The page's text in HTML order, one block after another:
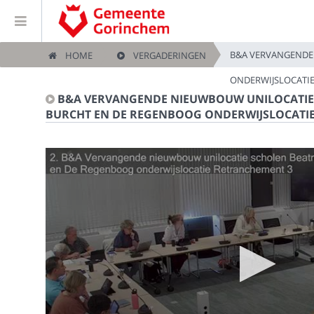
Home
Vergaderingen
Live vergaderingen
HOME VERGADERINGEN
B&A
B&A VERVANGENDE NIEUWBOUW
BURCHT EN DE REGENBOOG